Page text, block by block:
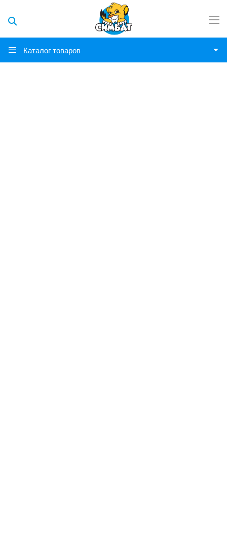
Каталог товаров